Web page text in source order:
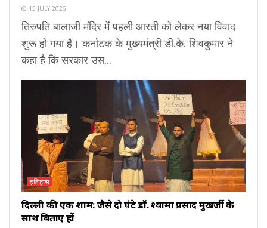
15 JULY 2026
तिरुपति बालाजी मंदिर में पहली आरती को लेकर नया विवाद
शुरू हो गया है। कर्नाटक के मुख्यमंत्री डी.के. शिवकुमार ने
कहा है कि सरकार उस...
इतिहास
दिल्ली की एक शाम: जैसे दो घंटे डॉ. श्यामा प्रसाद मुखर्जी के
साथ बिताए हों